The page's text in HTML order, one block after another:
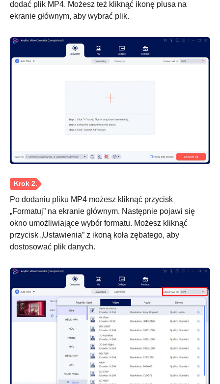
dodać plik MP4. Możesz też kliknąć ikonę plusa na
ekranie głównym, aby wybrać plik.
Po dodaniu pliku MP4 możesz kliknąć przycisk
„Formatuj” na ekranie głównym. Następnie pojawi się
okno umożliwiające wybór formatu. Możesz kliknąć
przycisk „Ustawienia” z ikoną koła zębatego, aby
dostosować plik danych.